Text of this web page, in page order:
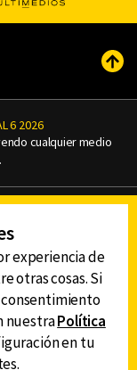
6 2026
cualquier medio
6
experiencia de
otras cosas. Si
nuestraPolítica
en tu